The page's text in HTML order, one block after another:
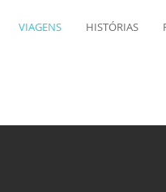
VIAGENS HISTÓRIAS